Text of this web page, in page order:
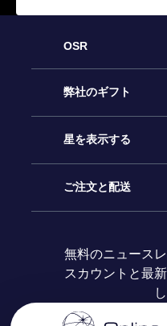
OSR
カスタマーサービス
お問い合わせ
ブログ
レビュー
弊社のギフト
Online Starギフト
OSRギフトパック
OSR ギフトカード
星を表示する
星の登録
カスタマイズされ
ご注文と配送
お支払いに関する情
無料のニュース
スカウントと最